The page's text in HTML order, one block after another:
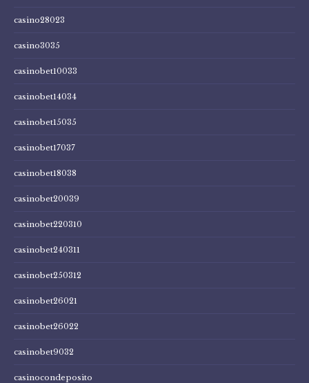
casino28023
casino3035
casinobet10033
casinobet14034
casinobet15035
casinobet17037
casinobet18038
casinobet20039
casinobet220310
casinobet240311
casinobet250312
casinobet26021
casinobet26022
casinobet9032
casinocondeposito